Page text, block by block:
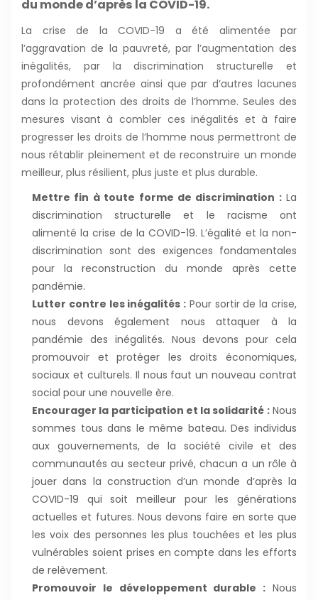
du monde d’après la COVID-19.
La crise de la COVID-19 a été alimentée par
l’aggravation de la pauvreté, par l’augmentation des
inégalités, par la discrimination structurelle et
profondément ancrée ainsi que par d’autres lacunes
dans la protection des droits de l’homme. Seules des
mesures visant à combler ces inégalités et à faire
progresser les droits de l’homme nous permettront de
nous rétablir pleinement et de reconstruire un monde
meilleur, plus résilient, plus juste et plus durable.
Mettre fin à toute forme de discrimination :La
discrimination structurelle et le racisme ont
alimenté la crise de la COVID-19. L’égalité et la non-
discrimination sont des exigences fondamentales
pour la reconstruction du monde après cette
pandémie.
Lutter contre les inégalités : Pour sortir de la crise,
nous devons également nous attaquer à la
pandémie des inégalités. Nous devons pour cela
promouvoir et protéger les droits économiques,
sociaux et culturels. Il nous faut un nouveau contrat
social pour une nouvelle ère.
Encourager la participation et la solidarité :Nous
sommes tous dans le même bateau. Des individus
aux gouvernements, de la société civile et des
communautés au secteur privé, chacun a un rôle à
jouer dans la construction d’un monde d’après la
COVID-19 qui soit meilleur pour les générations
actuelles et futures. Nous devons faire en sorte que
les voix des personnes les plus touchées et les plus
vulnérables soient prises en compte dans les efforts
de relèvement.
Promouvoir le développement durable : Nous